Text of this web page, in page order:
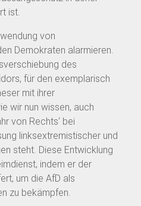
ist.
von
Demokraten alarmieren.
des
für den exemplarisch
mit ihrer
wir nun wissen, auch
von Rechts‘ bei
linksextremistischer und
steht. Diese Entwicklung
indem er der
um die AfD als
zu bekämpfen.